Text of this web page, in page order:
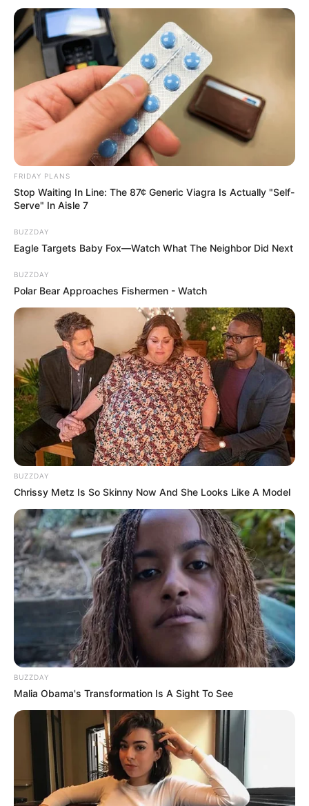
FRIDAY PLANS
Stop Waiting In Line: The 87¢ Generic Viagra Is Actually "Self-
Serve" In Aisle 7
BUZZDAY
Eagle Targets Baby Fox—Watch What The Neighbor Did Next
BUZZDAY
Polar Bear Approaches Fishermen - Watch
BUZZDAY
Chrissy Metz Is So Skinny Now And She Looks Like A Model
BUZZDAY
Malia Obama's Transformation Is A Sight To See